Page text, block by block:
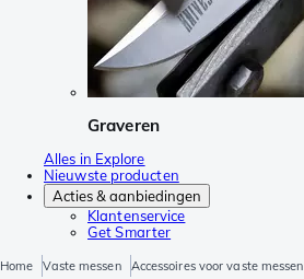
Graveren
Alles in Explore
Nieuwste producten
Acties & aanbiedingen
Klantenservice
Get Smarter
Home Vaste messen
Accessoires voor vaste messen